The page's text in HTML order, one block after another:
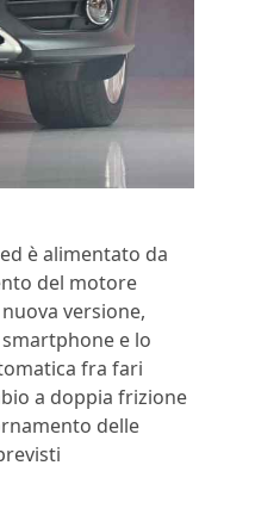
è alimentato da
del motore
versione,
e lo
fra fari
a doppia frizione
delle